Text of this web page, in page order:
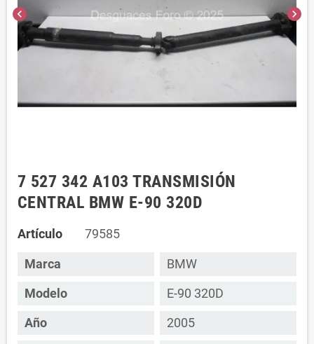
chevron_left chevron_right
7 527 342 A103 TRANSMISIÓN
CENTRAL BMW E-90 320D
Artículo 79585
Marca
BMW
Modelo
E-90 320D
Año
2005